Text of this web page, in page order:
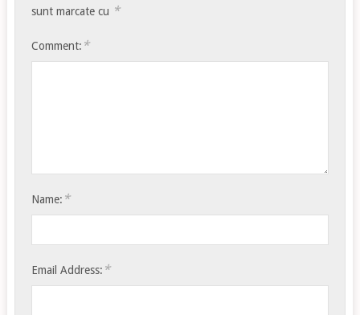
sunt marcate cu *
Comment: *
Name: *
Email Address: *